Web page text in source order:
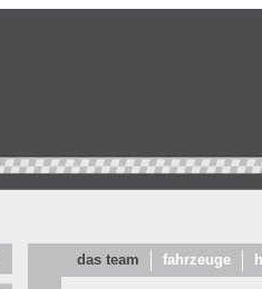
das team fahrzeuge